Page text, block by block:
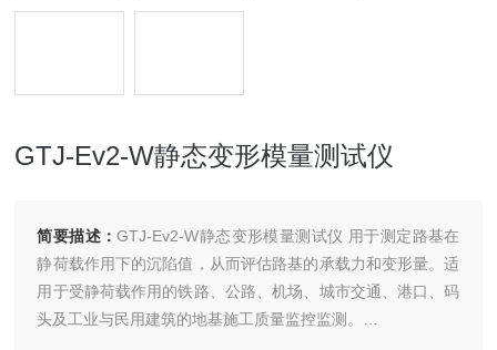
GTJ-Ev2-W静态变形模量测试仪
简要描述：GTJ-Ev2-W静态变形模量测试仪 用于测定路基在
静荷载作用下的沉陷值，从而评估路基的承载力和变形量。适
用于受静荷载作用的铁路、公路、机场、城市交通、港口、码
头及工业与民用建筑的地基施工质量监控监测。